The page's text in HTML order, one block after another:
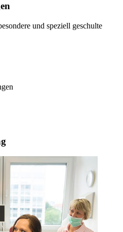
und speziell geschulte